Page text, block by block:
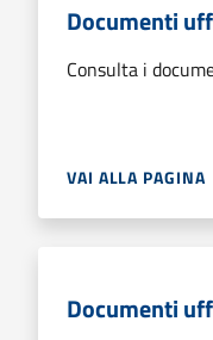
Documenti
Consulta i
VAI ALLA PAGINA
Documenti